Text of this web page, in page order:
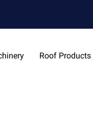
Roof Products